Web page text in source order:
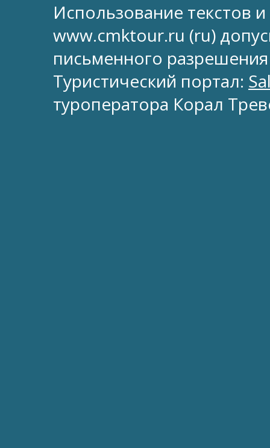
Использование текстов
www.cmktour.ru (ru)
письменного
Туристический портал:
туроператора Корал